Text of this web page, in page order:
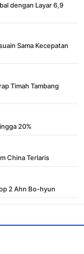
dengan Layar 6,9
Sama Kecepatan
Timah Tambang
20%
China Terlaris
2 Ahn Bo-hyun